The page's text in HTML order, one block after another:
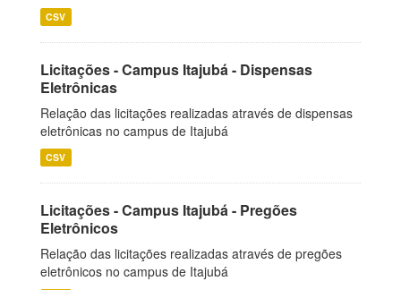
CSV
Licitações - Campus Itajubá - Dispensas
Eletrônicas
Relação das licitações realizadas através de dispensas
eletrônicas no campus de Itajubá
CSV
Licitações - Campus Itajubá - Pregões
Eletrônicos
Relação das licitações realizadas através de pregões
eletrônicos no campus de Itajubá